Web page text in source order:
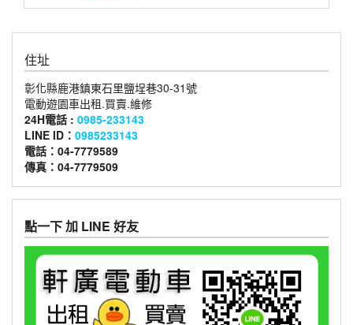
住址
彰化縣鹿港鎮東石里鹽埕巷30-31號
電動遊園車出租.買賣.維修
24H電話 : 0985-233143
LINE ID： 0985233143
電話：04-7779589
傳真：04-7779509
點一下 加 LINE 好友